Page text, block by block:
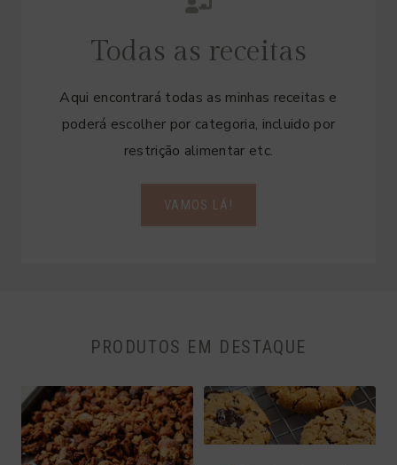
Todas as receitas
Aqui encontrará todas as minhas receitas e
poderá escolher por categoria, incluido por
restrição alimentar etc.
VAMOS LÁ!
PRODUTOS EM DESTAQUE